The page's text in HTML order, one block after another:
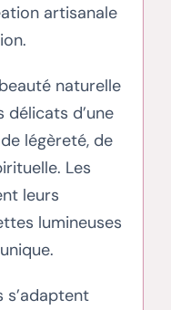
artisanale
naturelle
d’une
légèreté, de
Les
leurs
lumineuses
s’adaptent